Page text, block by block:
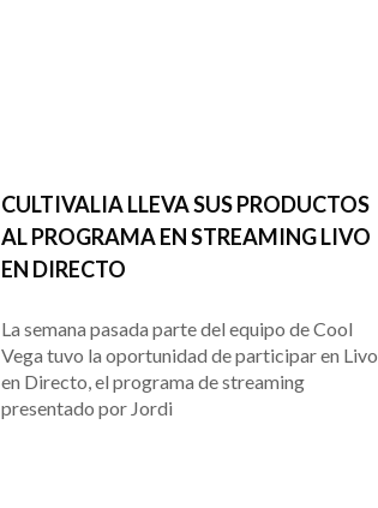
CULTIVALIA LLEVA SUS PRODUCTOS
AL PROGRAMA EN STREAMING LIVO
EN DIRECTO
La semana pasada parte del equipo de Cool
Vega tuvo la oportunidad de participar en Livo
en Directo, el programa de streaming
presentado por Jordi